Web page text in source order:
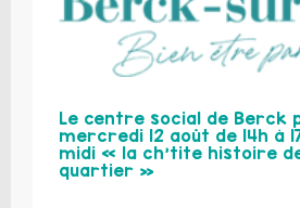
Le centre social de Berck
mercredi 12 août de 14h à
midi « la ch’tite histoire
quartier »